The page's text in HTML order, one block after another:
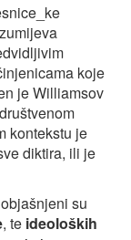
koje
je Williamsov
kontekstu je
diktira, ili je
su
, te ideoloških